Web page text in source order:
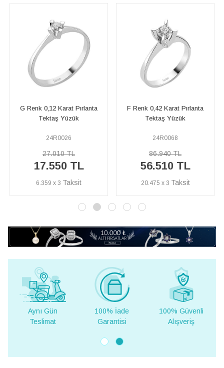
F Renk 0,42 Karat Pırlanta
Tektaş Yüzük
24R0068
86.940 TL
56.510 TL
20.475 x 3
D Renk 0,25 Karat Pırlanta
Tektaş Yüzük
23R0029
45.280 TL
29.430 TL
10.663 x 3
100% İade
100% Güvenli
Yurt